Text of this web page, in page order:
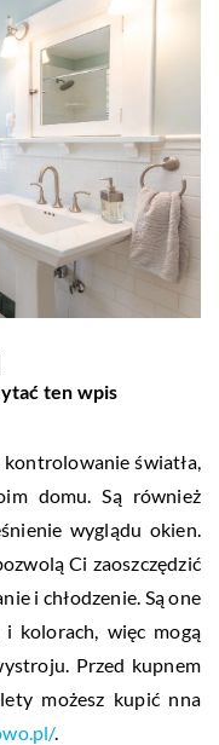
ten wpis
światła,
domu. Są również
wyglądu okien.
Ci zaoszczędzić
i chłodzenie. Są one
kolorach, więc mogą
Przed kupnem
możesz kupić nna
.